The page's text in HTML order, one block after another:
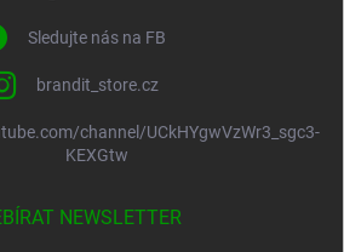
Sledujte nás na FB
brandit_store.cz
channel/UCkHYgwVzWr3_sgc3-
KEXGtw
NEWSLETTER